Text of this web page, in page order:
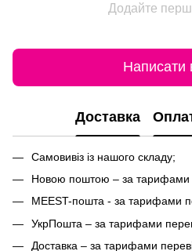
Додайте
Написати
Доставка
Самовивіз із нашого складу;
Новою поштою – за тарифами
MEEST-пошта - за тарифами
УкрПошта – за тарифами
Доставка – за тарифами